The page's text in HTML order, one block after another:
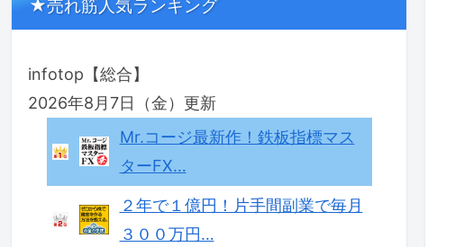
★売れ筋人気ランキング
infotop【総合】
2026年8月7日（金）更新
Mr.コージ最新作！鉄板指標マス
ターFX…
２年で１億円！片手間副業で毎月
３００万円…